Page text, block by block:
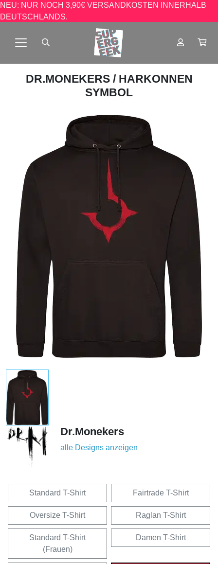
NEU: NUR NOCH 3,90€ VERSANDKOSTEN INNERHALB
DEUTSCHLANDS.
DR.MONEKERS / HARKONNEN
SYMBOL
Dr.Monekers
alle Designs anzeigen
Standard T-Shirt Fairtrade T-Shirt
Oversize T-Shirt Raglan T-Shirt
Standard T-Shirt
(Frauen)
Damen T-Shirt